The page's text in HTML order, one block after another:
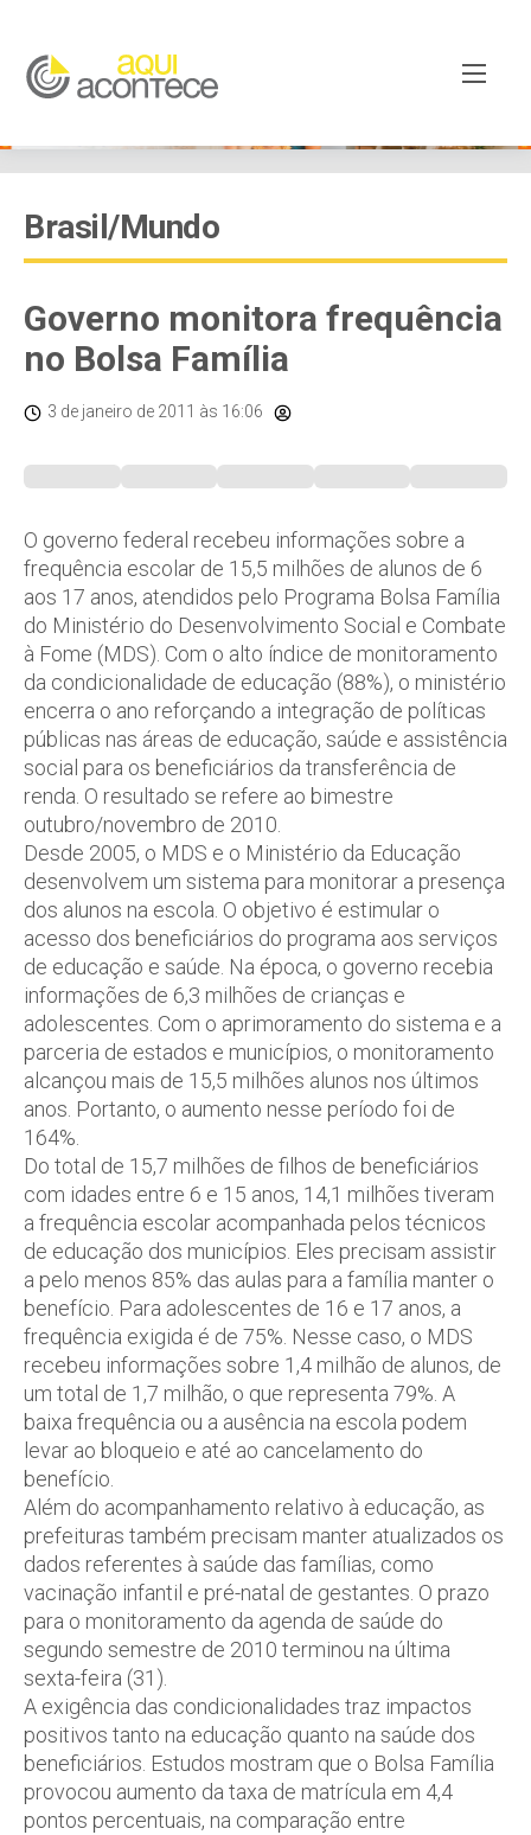
Brasil/Mundo
Governo monitora frequência
no Bolsa Família
3 de janeiro de 2011 às 16:06
O governo federal recebeu informações sobre a
frequência escolar de 15,5 milhões de alunos de 6
aos 17 anos, atendidos pelo Programa Bolsa Família
do Ministério do Desenvolvimento Social e Combate
à Fome (MDS). Com o alto índice de monitoramento
da condicionalidade de educação (88%), o ministério
encerra o ano reforçando a integração de políticas
públicas nas áreas de educação, saúde e assistência
social para os beneficiários da transferência de
renda. O resultado se refere ao bimestre
outubro/novembro de 2010.
Desde 2005, o MDS e o Ministério da Educação
desenvolvem um sistema para monitorar a presença
dos alunos na escola. O objetivo é estimular o
acesso dos beneficiários do programa aos serviços
de educação e saúde. Na época, o governo recebia
informações de 6,3 milhões de crianças e
adolescentes. Com o aprimoramento do sistema e a
parceria de estados e municípios, o monitoramento
alcançou mais de 15,5 milhões alunos nos últimos
anos. Portanto, o aumento nesse período foi de
164%.
Do total de 15,7 milhões de filhos de beneficiários
com idades entre 6 e 15 anos, 14,1 milhões tiveram
a frequência escolar acompanhada pelos técnicos
de educação dos municípios. Eles precisam assistir
a pelo menos 85% das aulas para a família manter o
benefício. Para adolescentes de 16 e 17 anos, a
frequência exigida é de 75%. Nesse caso, o MDS
recebeu informações sobre 1,4 milhão de alunos, de
um total de 1,7 milhão, o que representa 79%. A
baixa frequência ou a ausência na escola podem
levar ao bloqueio e até ao cancelamento do
benefício.
Além do acompanhamento relativo à educação, as
prefeituras também precisam manter atualizados os
dados referentes à saúde das famílias, como
vacinação infantil e pré-natal de gestantes. O prazo
para o monitoramento da agenda de saúde do
segundo semestre de 2010 terminou na última
sexta-feira (31).
A exigência das condicionalidades traz impactos
positivos tanto na educação quanto na saúde dos
beneficiários. Estudos mostram que o Bolsa Família
provocou aumento da taxa de matrícula em 4,4
pontos percentuais, na comparação entre